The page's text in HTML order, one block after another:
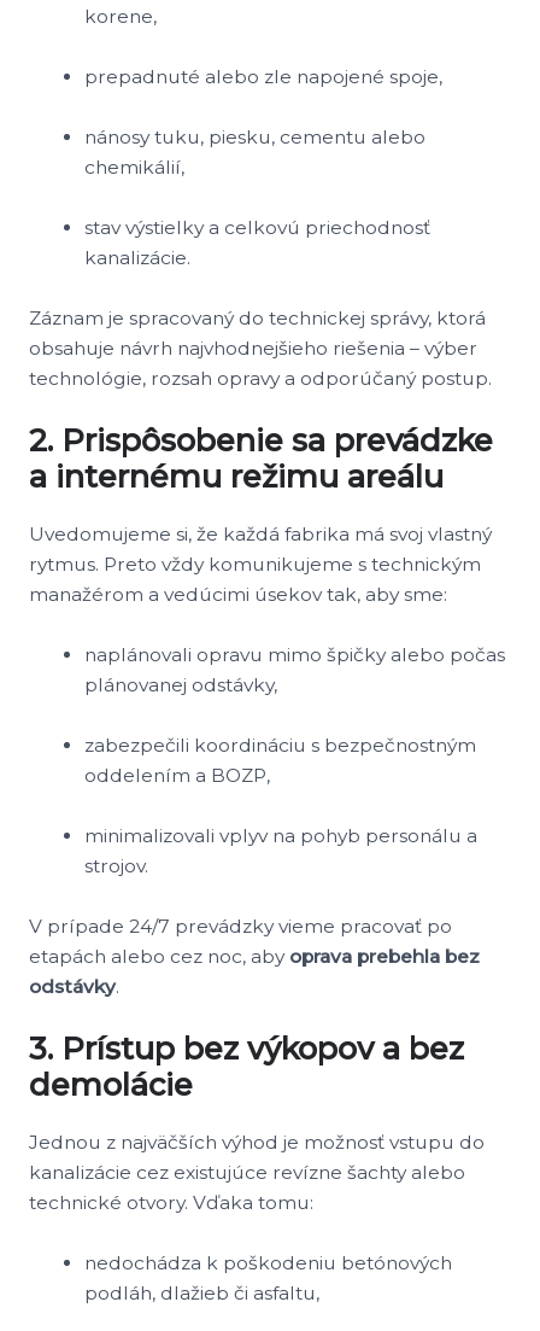
korene,
prepadnuté alebo zle napojené spoje,
nánosy tuku, piesku, cementu alebo
chemikálií,
stav výstielky a celkovú priechodnosť
kanalizácie.
Záznam je spracovaný do technickej správy, ktorá
obsahuje návrh najvhodnejšieho riešenia – výber
technológie, rozsah opravy a odporúčaný postup.
2. Prispôsobenie sa prevádzke
a internému režimu areálu
Uvedomujeme si, že každá fabrika má svoj vlastný
rytmus. Preto vždy komunikujeme s technickým
manažérom a vedúcimi úsekov tak, aby sme:
naplánovali opravu mimo špičky alebo počas
plánovanej odstávky,
zabezpečili koordináciu s bezpečnostným
oddelením a BOZP,
minimalizovali vplyv na pohyb personálu a
strojov.
V prípade 24/7 prevádzky vieme pracovať po
etapách alebo cez noc, aby oprava prebehla bez
odstávky.
3. Prístup bez výkopov a bez
demolácie
Jednou z najväčších výhod je možnosť vstupu do
kanalizácie cez existujúce revízne šachty alebo
technické otvory. Vďaka tomu:
nedochádza k poškodeniu betónových
podláh, dlažieb či asfaltu,